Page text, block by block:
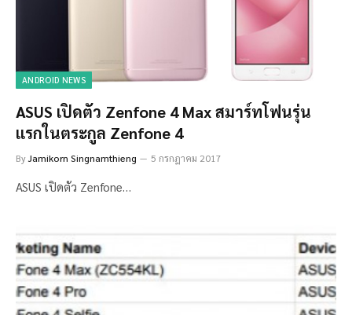
ANDROID NEWS
ASUS เปิดตัว Zenfone 4 Max สมาร์ทโฟนรุ่น
แรกในตระกูล Zenfone 4
ByJamikorn Singnamthieng 5 กรกฎาคม 2017
ASUS เปิดตัว Zenfone…